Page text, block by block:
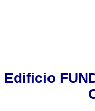
Edificio